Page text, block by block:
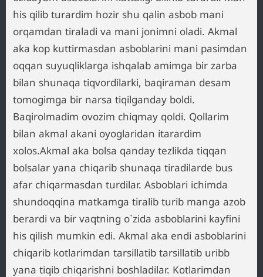
his qilib turardim hozir shu qalin asbob mani
orqamdan tiraladi va mani jonimni oladi. Akmal
aka kop kuttirmasdan asboblarini mani pasimdan
oqqan suyuqliklarga ishqalab amimga bir zarba
bilan shunaqa tiqvordilarki, baqiraman desam
tomogimga bir narsa tiqilganday boldi.
Baqirolmadim ovozim chiqmay qoldi. Qollarim
bilan akmal akani oyoglaridan itarardim
xolos.Akmal aka bolsa qanday tezlikda tiqqan
bolsalar yana chiqarib shunaqa tiradilarde bus
afar chiqarmasdan turdilar. Asboblari ichimda
shundoqqina matkamga tiralib turib manga azob
berardi va bir vaqtning o`zida asboblarini kayfini
his qilish mumkin edi. Akmal aka endi asboblarini
chiqarib kotlarimdan tarsillatib tarsillatib uribb
yana tiqib chiqarishni boshladilar. Kotlarimdan